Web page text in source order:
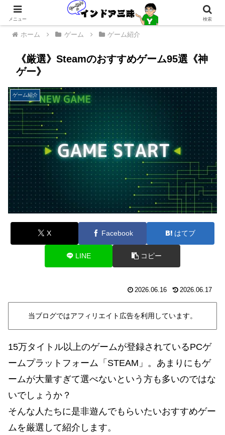
ホーム ゲーム ゲーム紹介
《厳選》Steamのおすすめゲーム95選《神
ゲー》
ゲーム紹介
X Facebook はてブ
LINE コピー
2026.06.16 2026.06.17
当ブログではアフィリエイト広告を利用しています。
15万タイトル以上のゲームが登録されているPCゲ
ームプラットフォーム「STEAM」。あまりにもゲ
ームが大量すぎて選べないという方も多いのではな
いでしょうか？
そんな人たちに是非遊んでもらいたいおすすめゲー
ムを厳選して紹介します。
メニュー 検索